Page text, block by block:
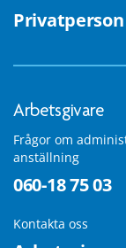
Arbetsgivare
Frågor om
anställning
060-18 75 03
Kontakta oss